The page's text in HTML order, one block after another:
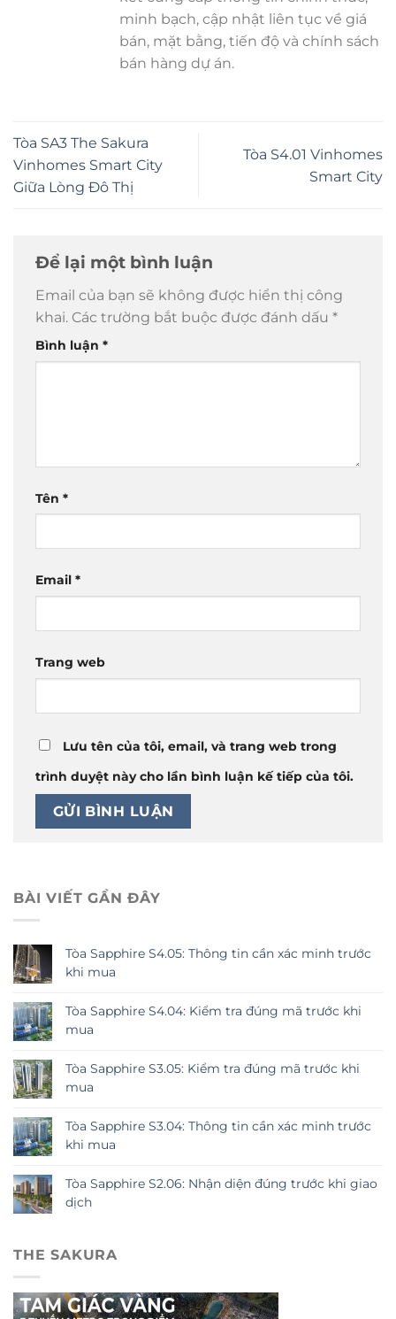
minh bạch, cập nhật liên tục về giá
bán, mặt bằng, tiến độ và chính sách
bán hàng dự án.
Tòa SA3 The Sakura
Vinhomes Smart City
Giữa Lòng Đô Thị
Tòa S4.01 Vinhomes
Smart City
Để lại một bình luận
Email của bạn sẽ không được hiển thị công
khai. Các trường bắt buộc được đánh dấu *
Bình luận *
Tên *
Email *
Trang web
Lưu tên của tôi, email, và trang web trong
trình duyệt này cho lần bình luận kế tiếp của tôi.
BÀI VIẾT GẦN ĐÂY
Tòa Sapphire S4.05: Thông tin cần xác minh trước
khi mua
Tòa Sapphire S4.04: Kiểm tra đúng mã trước khi
mua
Tòa Sapphire S3.05: Kiểm tra đúng mã trước khi
mua
Tòa Sapphire S3.04: Thông tin cần xác minh trước
khi mua
Tòa Sapphire S2.06: Nhận diện đúng trước khi giao
dịch
THE SAKURA